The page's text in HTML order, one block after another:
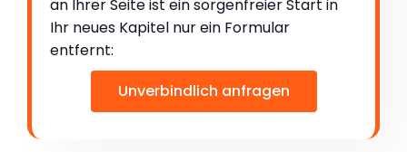
an Ihrer Seite ist ein sorgenfreier Start in
Ihr neues Kapitel nur ein Formular
entfernt:
Unverbindlich anfragen